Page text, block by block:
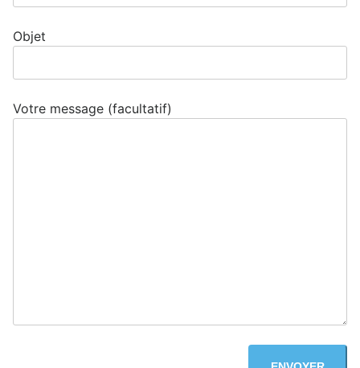
Objet
Votre message (facultatif)